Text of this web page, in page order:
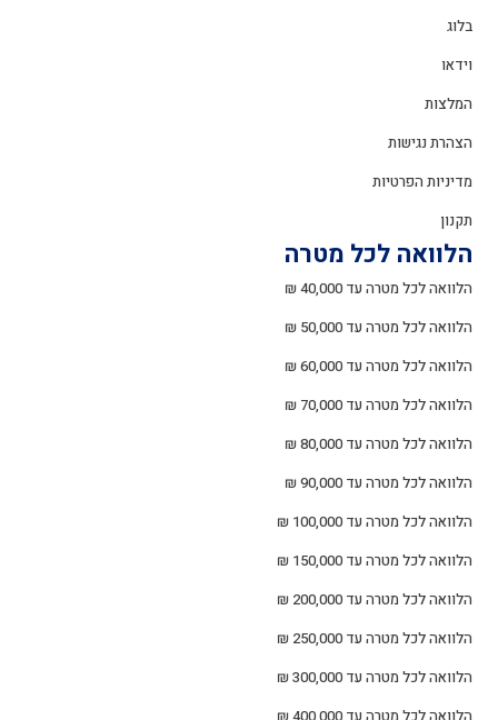
בלוג
וידאו
המלצות
הצהרת נגישות
מדיניות הפרטיות
תקנון
הלוואה לכל מטרה
הלוואה לכל מטרה עד 40,000 ₪
הלוואה לכל מטרה עד 50,000 ₪
הלוואה לכל מטרה עד 60,000 ₪
הלוואה לכל מטרה עד 70,000 ₪
הלוואה לכל מטרה עד 80,000 ₪
הלוואה לכל מטרה עד 90,000 ₪
הלוואה לכל מטרה עד 100,000 ₪
הלוואה לכל מטרה עד 150,000 ₪
הלוואה לכל מטרה עד 200,000 ₪
הלוואה לכל מטרה עד 250,000 ₪
הלוואה לכל מטרה עד 300,000 ₪